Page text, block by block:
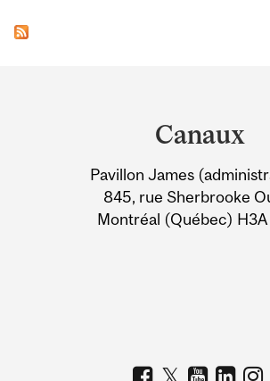
Information
Canaux
Pavillon James
845, rue Sherbrooke
Montréal (Québec)